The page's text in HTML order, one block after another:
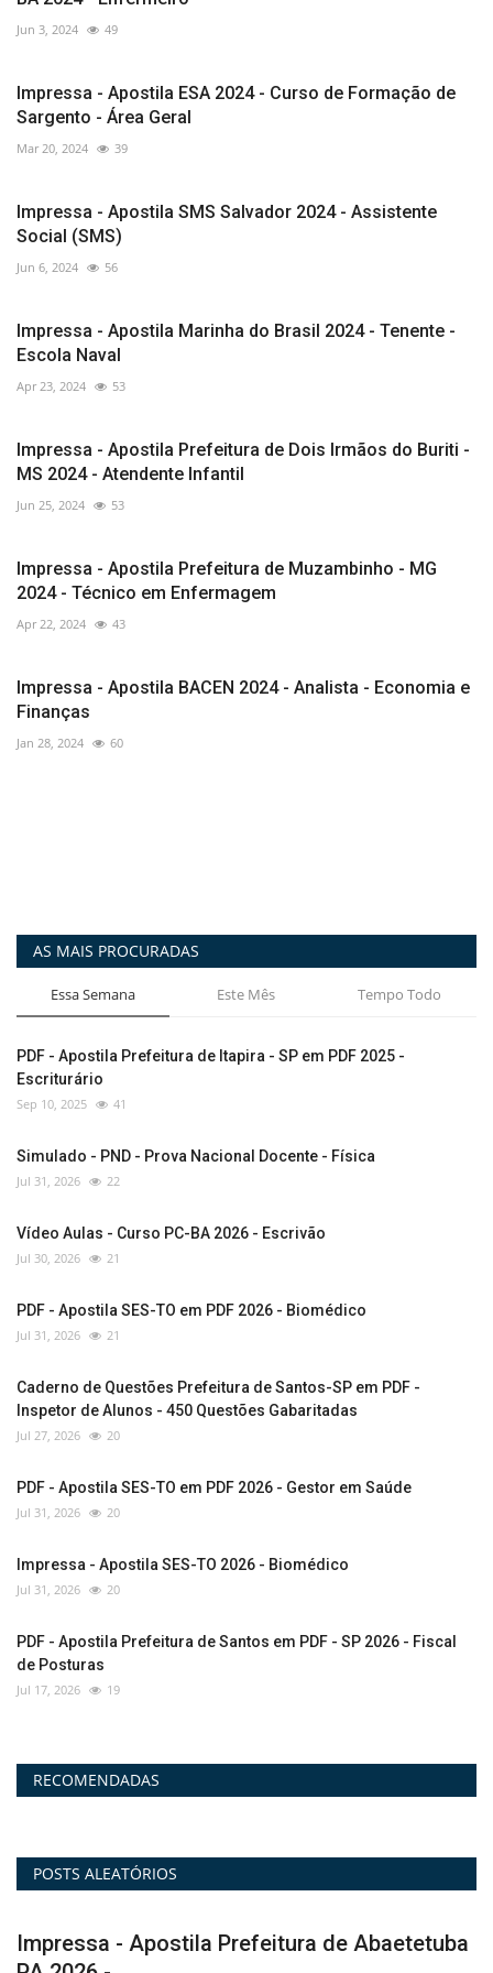
Jun 3, 2024 49
Impressa - Apostila ESA 2024 - Curso de Formação de
Sargento - Área Geral
Mar 20, 2024 39
Impressa - Apostila SMS Salvador 2024 - Assistente
Social (SMS)
Jun 6, 2024 56
Impressa - Apostila Marinha do Brasil 2024 - Tenente -
Escola Naval
Apr 23, 2024 53
Impressa - Apostila Prefeitura de Dois Irmãos do Buriti -
MS 2024 - Atendente Infantil
Jun 25, 2024 53
Impressa - Apostila Prefeitura de Muzambinho - MG
2024 - Técnico em Enfermagem
Apr 22, 2024 43
Impressa - Apostila BACEN 2024 - Analista - Economia e
Finanças
Jan 28, 2024 60
AS MAIS PROCURADAS
Essa Semana Este Mês Tempo Todo
PDF - Apostila Prefeitura de Itapira - SP em PDF 2025 -
Escriturário
Sep 10, 2025 41
Simulado - PND - Prova Nacional Docente - Física
Jul 31, 2026 22
Vídeo Aulas - Curso PC-BA 2026 - Escrivão
Jul 30, 2026 21
PDF - Apostila SES-TO em PDF 2026 - Biomédico
Jul 31, 2026 21
Caderno de Questões Prefeitura de Santos-SP em PDF -
Inspetor de Alunos - 450 Questões Gabaritadas
Jul 27, 2026 20
PDF - Apostila SES-TO em PDF 2026 - Gestor em Saúde
Jul 31, 2026 20
Impressa - Apostila SES-TO 2026 - Biomédico
Jul 31, 2026 20
PDF - Apostila Prefeitura de Santos em PDF - SP 2026 - Fiscal
de Posturas
Jul 17, 2026 19
RECOMENDADAS
POSTS ALEATÓRIOS
PDF - Apostila Prefeitura de Abaetetuba PA